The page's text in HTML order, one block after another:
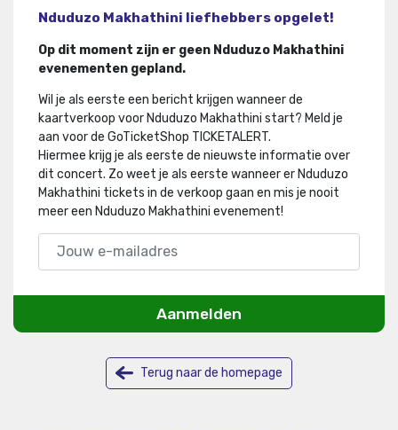
Nduduzo Makhathini liefhebbers opgelet!
Op dit moment zijn er geen Nduduzo Makhathini
evenementen gepland.
Wil je als eerste een bericht krijgen wanneer de
kaartverkoop voor Nduduzo Makhathini start? Meld je
aan voor de GoTicketShop TICKETALERT.
Hiermee krijg je als eerste de nieuwste informatie over
dit concert. Zo weet je als eerste wanneer er Nduduzo
Makhathini tickets in de verkoop gaan en mis je nooit
meer een Nduduzo Makhathini evenement!
Aanmelden
Terug naar de homepage